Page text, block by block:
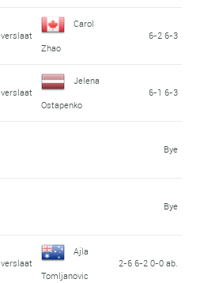
verslaat
Carol
Zhao
6-2 6-3
verslaat
Jelena
Ostapenko
6-1 6-3
Bye
Bye
verslaat
Ajla
Tomljanovic
2-6 6-2 0-0 ab.